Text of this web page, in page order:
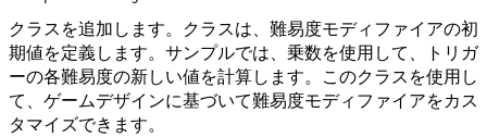
クラスを追加します。クラスは、難易度モディファイアの初
期値を定義します。サンプルでは、​​乗数を使用して、トリガ
ーの各難易度の新しい値を計算します。このクラスを使用し
て、ゲームデザインに基づいて難易度モディファイアをカス
タマイズできます。